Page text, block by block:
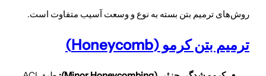
روش‌های ترمیم بتن بسته به نوع و وسعت آسیب متفاوت است.
ترمیم بتن کرمو (Honeycomb)